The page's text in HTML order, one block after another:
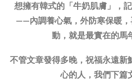
想擁有韓式的「牛奶肌膚」，
——內調養心氣，外防寒保暖
動，就是最實在的馬
不管文章發得多晚，祝福永遠新
心的人，我們下篇